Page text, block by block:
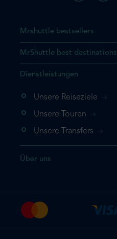
dass sich das Produkt, das
Warenkorb befindet.
einmal hinzufügen
ein weiteres Mal
Mrshuttle bestsellers
MrShuttle best destinations
Dienstleistungen
Unsere Reiseziele
Unsere Touren
Unsere Transfers
Über uns